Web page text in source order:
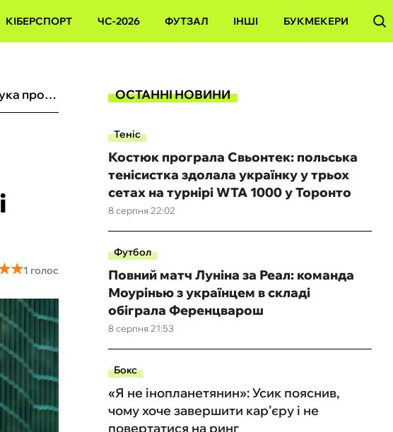
КІБЕРСПОРТ ЧС-2026 ФУТЗАЛ ІНШІ БУКМЕКЕРИ
ЛНЗ забув як перемагати: команда Григорчука провела матч УПЛ проти Зорі Бартуловича
★
★1 голос
ОСТАННІ НОВИНИ
Теніс
8 серпня 22:02
Костюк програла Свьонтек: польська
тенісистка здолала українку у трьох
сетах на турнірі WTA 1000 у Торонто
Футбол
8 серпня 21:53
Повний матч Луніна за Реал: команда
Моурінью з українцем в складі
обіграла Ференцварош
Бокс
«Я не інопланетянин»: Усик пояснив,
чому хоче завершити кар’єру і не
повертатися на ринг